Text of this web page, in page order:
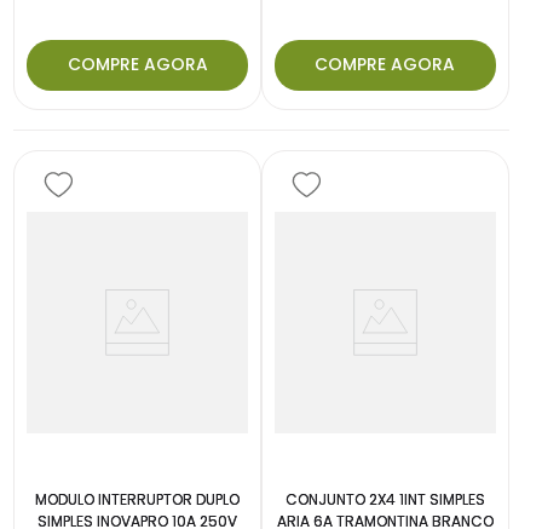
COMPRE AGORA COMPRE AGORA
MODULO INTERRUPTOR DUPLO
SIMPLES INOVAPRO 10A 250V
CONJUNTO 2X4 1INT SIMPLES
ARIA 6A TRAMONTINA BRANCO